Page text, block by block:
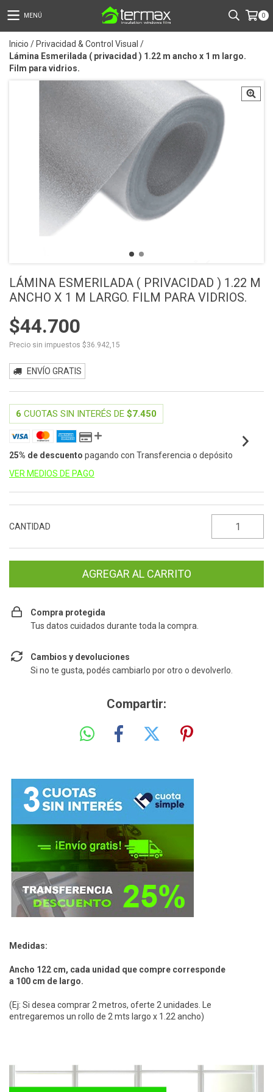
MENÚ 0
Inicio / Privacidad & Control Visual /
Lámina Esmerilada ( privacidad ) 1.22 m ancho x 1 m largo.
Film para vidrios.
LÁMINA ESMERILADA ( PRIVACIDAD ) 1.22 M
ANCHO X 1 M LARGO. FILM PARA VIDRIOS.
$44.700
Precio sin impuestos $36.942,15
ENVÍO GRATIS
6 CUOTAS SIN INTERÉS DE $7.450
25% de descuento pagando con Transferencia o depósito
VER MEDIOS DE PAGO
CANTIDAD
Compra protegida
Tus datos cuidados durante toda la compra.
Cambios y devoluciones
Si no te gusta, podés cambiarlo por otro o devolverlo.
Compartir:
Medidas:
Ancho 122 cm, cada unidad que compre corresponde
a 100 cm de largo.
(Ej: Si desea comprar 2 metros, oferte 2 unidades. Le
entregaremos un rollo de 2 mts largo x 1.22 ancho)